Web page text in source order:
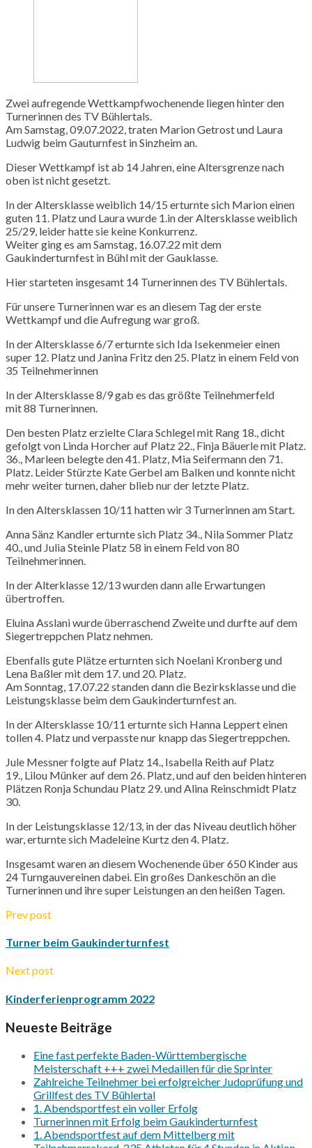
Zwei aufregende Wettkampfwochenende liegen hinter den
Turnerinnen des TV Bühlertals.
Am Samstag, 09.07.2022, traten Marion Getrost und Laura
Ludwig beimGauturnfest in Sinzheim an.
Dieser Wettkampf ist ab 14 Jahren, eine Altersgrenze nach
oben ist nicht gesetzt.
In der Altersklasse weiblich 14/15 erturnte sich Marion einen
guten 11. Platz und Laura wurde 1.in der Altersklasse weiblich
25/29, leider hatte sie keine Konkurrenz.
Weiter ging es am Samstag, 16.07.22 mit dem
Gaukinderturnfest in Bühl mit der Gauklasse.
Hier starteten insgesamt 14 Turnerinnen des TV Bühlertals.
Für unsere Turnerinnen war es an diesem Tag der erste
Wettkampf und die Aufregung war groß.
In der Altersklasse 6/7 erturnte sich Ida Isekenmeiereinen
super 12. Platz und Janina Fritz den 25. Platz in einem Feld von
35 Teilnehmerinnen
In der Altersklasse 8/9 gab es das größte Teilnehmerfeld
mit 88 Turnerinnen.
Den besten Platz erzielte Clara Schlegel mit Rang 18., dicht
gefolgt von Linda Horcher auf Platz 22., Finja Bäuerle mit Platz.
36., Marleen belegte den 41. Platz, MiaSeifermann den 71.
Platz. Leider Stürzte KateGerbelam Balken und konnte nicht
mehr weiter turnen, daher blieb nur der letzte Platz.
In den Altersklassen 10/11 hatten wir 3 Turnerinnen am Start.
AnnaSänz Kandlererturnte sich Platz 34., NilaSommer Platz
40., und JuliaSteinle Platz 58 in einem Feld von 80
Teilnehmerinnen.
In derAlterklasse 12/13 wurden dann alle Erwartungen
übertroffen.
EluinaAsslaniwurde überraschend Zweite und durfte auf dem
Siegertreppchen Platz nehmen.
Ebenfalls gute Plätze erturnten sich Noelani Kronberg und
Lena Baßlermit dem 17. und 20. Platz.
Am Sonntag, 17.07.22 standen dann die Bezirksklasse und die
Leistungsklasse beim dem Gaukinderturnfest an.
In der Altersklasse 10/11 erturnte sich Hanna Leppert einen
tollen 4. Platz und verpasste nur knapp das Siegertreppchen.
Jule Messner folgte auf Platz 14., Isabella Reith auf Platz
19., Lilou Münkerauf dem 26. Platz, und auf den beiden hinteren
Plätzen RonjaSchundau Platz 29. undAlina Reinschmidt Platz
30.
In der Leistungsklasse 12/13, in der das Niveau deutlich höher
war, erturnte sich Madeleine Kurtzden 4. Platz.
Insgesamt waren an diesem Wochenende über 650 Kinder aus
24 Turngauvereinendabei. Ein großes Dankeschön an die
Turnerinnen und ihre super Leistungen an den heißen Tagen.
Prev post
Turner beim Gaukinderturnfest
Next post
Kinderferienprogramm 2022
Neueste Beiträge
Eine fast perfekte Baden-Württembergische
Meisterschaft +++ zwei Medaillen für die Sprinter
Zahlreiche Teilnehmer bei erfolgreicher Judoprüfung und
Grillfest des TV Bühlertal
1. Abendsportfest ein voller Erfolg
Turnerinnen mit Erfolg beim Gaukinderturnfest
1. Abendsportfest auf dem Mittelberg mit